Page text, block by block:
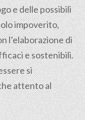
e delle possibili
impoverito,
l’elaborazione di
e sostenibili.
sì
attento al